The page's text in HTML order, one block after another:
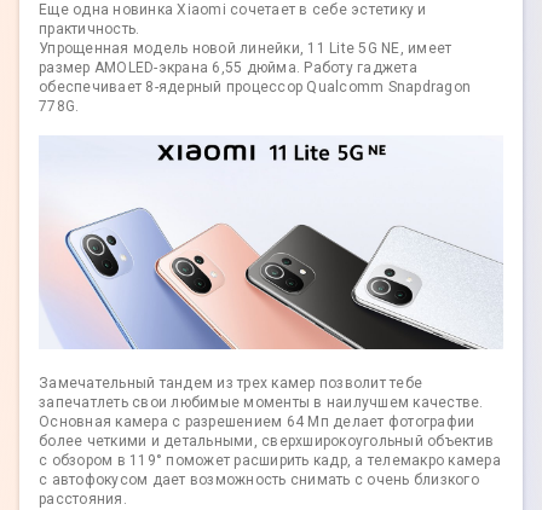
Еще одна новинка Xiaomi сочетает в себе эстетику и
практичность.
Упрощенная модель новой линейки, 11 Lite 5G NE, имеет
размер AMOLED-экрана 6,55 дюйма. Работу гаджета
обеспечивает 8-ядерный процессор Qualcomm Snapdragon
778G.
Замечательный тандем из трех камер позволит тебе
запечатлеть свои любимые моменты в наилучшем качестве.
Основная камера с разрешением 64 Мп делает фотографии
более четкими и детальными, сверхширокоугольный объектив
с обзором в 119° поможет расширить кадр, а телемакро камера
с автофокусом дает возможность снимать с очень близкого
расстояния.